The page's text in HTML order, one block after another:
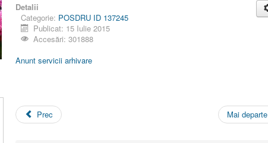
Detalii
Categorie: POSDRU ID 137245
Publicat: 15 Iulie 2015
Accesări: 301888
Anunt servicii arhivare
Prec Mai departe